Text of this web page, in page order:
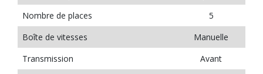
Nombre de places
5
Boîte de vitesses
Manuelle
Transmission
Avant